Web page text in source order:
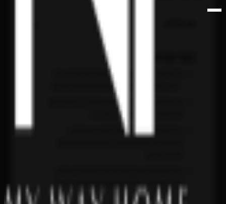
כפר שמריהו הוא שוק סגור עם עשרות עסקאות בשנה בלבד
– מרבית הנכסים הנחשקים מעולם לא מגיעים לפרסום פומבי.
ערך הקרקע נקבע לפי גודל המגרש, זכויות בנייה לא מנוצלות
ומיקום בתוך היישוב, ולא רק לפי מחיר מ"ר.
בדיקות תכנוניות והנדסיות לפני חתימה הן הכרחיות –
במחיר ובמוניטין – מסלול off-market שומר על ערכו.